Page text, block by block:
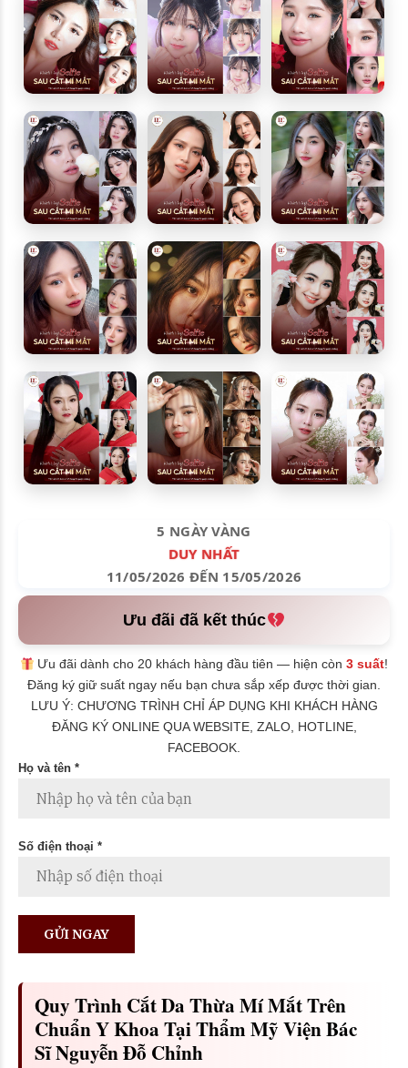
5 NGÀY VÀNG
DUY NHẤT
11/05/2026 ĐẾN 15/05/2026
Ưu đãi đã kết thúc
Ưu đãi dành cho 20 khách hàng đầu tiên — hiện còn3 suất!
Đăng ký giữ suất ngay nếu bạn chưa sắp xếp được thời gian.
LƯU Ý: CHƯƠNG TRÌNH CHỈ ÁP DỤNG KHI KHÁCH HÀNG
ĐĂNG KÝ ONLINE QUA WEBSITE, ZALO, HOTLINE,
FACEBOOK.
Họ và tên *
Số điện thoại *
Quy Trình Cắt Da Thừa Mí Mắt Trên
Chuẩn Y Khoa Tại Thẩm Mỹ Viện Bác
Sĩ Nguyễn Đỗ Chỉnh